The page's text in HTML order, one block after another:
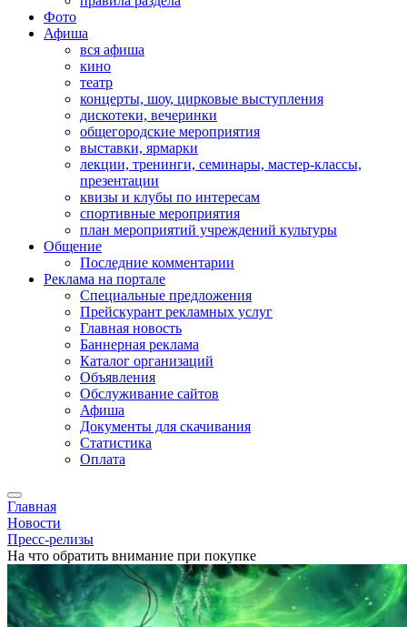
Фото
Афиша
вся афиша
кино
театр
концерты, шоу, цирковые выступления
дискотеки, вечеринки
общегородские мероприятия
выставки, ярмарки
лекции, тренинги, семинары, мастер-классы,
презентации
квизы и клубы по интересам
спортивные мероприятия
план мероприятий учреждений культуры
Общение
Последние комментарии
Реклама на портале
Специальные предложения
Прейскурант рекламных услуг
Главная новость
Баннерная реклама
Каталог организаций
Объявления
Обслуживание сайтов
Афиша
Документы для скачивания
Статистика
Оплата
Главная
Новости
Пресс-релизы
На что обратить внимание при покупке